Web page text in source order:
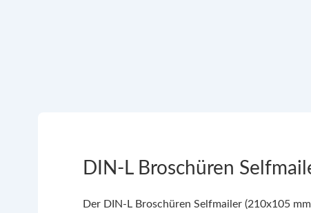
DIN-L Broschüren
Der DIN-L Broschüren Selfmailer (210x105